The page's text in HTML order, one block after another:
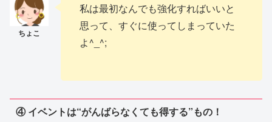
私は最初なんでも強化すればいいと
思って、すぐに使ってしまっていた
よ^_^;
④ イベントは“がんばらなくても得する”もの！